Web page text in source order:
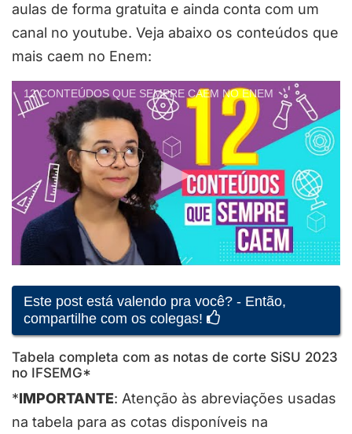
aulas de forma gratuita e ainda conta com um
canal no youtube. Veja abaixo os conteúdos que
mais caem no Enem:
12 CONTEÚDOS QUE SEMPRE CAEM NO ENEM
Este post está valendo pra você? - Então,
compartilhe com os colegas!
Tabela completa com as notas de corte SiSU 2023
no IFSEMG*
*IMPORTANTE: Atenção às abreviações usadas
na tabela para as cotas disponíveis na